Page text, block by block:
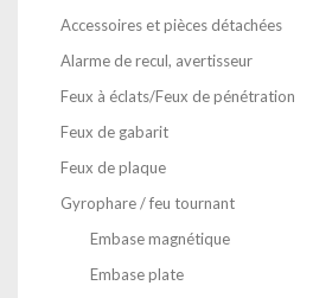
Accessoires et pièces détachées
Alarme de recul, avertisseur
Feux à éclats/Feux de pénétration
Feux de gabarit
Feux de plaque
Gyrophare / feu tournant
Embase magnétique
Embase plate